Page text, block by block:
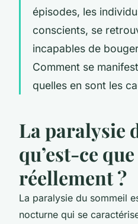
épisodes, les
conscients, se
incapables de
Comment se
quelles en sont les
La paralysie
qu’est-ce que
réellement ?
La paralysie du sommeil
nocturne qui se